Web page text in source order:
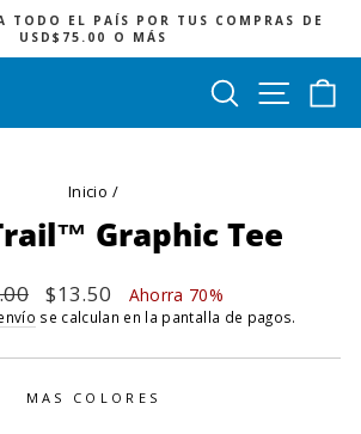
TODO EL PAÍS POR TUS COMPRAS DE
USD$75.00 O MÁS
Buscar
Inicio /
Graphic Tee
Precio
de
$13.50 Ahorra 70%
se calculan en la pantalla de pagos.
MAS COLORES